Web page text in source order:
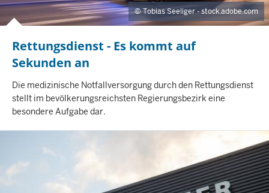
Tobias Seeliger - stock.adobe.com
Rettungsdienst - Es kommt auf
Sekunden an
I
N
H
L
S
Die medizinische Notfallversorgung durch den Rettungsdienst
stellt im bevölkerungsreichsten Regierungsbezirk eine
besondere Aufgabe dar.